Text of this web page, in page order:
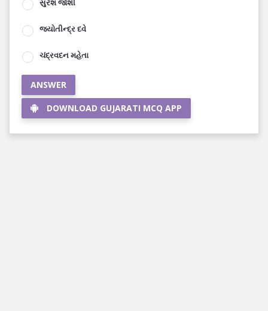
સુરેશ જોશી
જ્યોતીન્દ્ર દવે
ચંદ્રવદન મહેતા
ANSWER
DOWNLOAD GUJARATI MCQ APP